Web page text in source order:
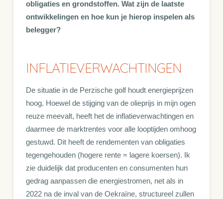
obligaties en grondstoffen. Wat zijn de laatste
ontwikkelingen en hoe kun je hierop inspelen als
belegger?
INFLATIEVERWACHTINGEN
De situatie in de Perzische golf houdt energieprijzen
hoog. Hoewel de stijging van de olieprijs in mijn ogen
reuze meevalt, heeft het de inflatieverwachtingen en
daarmee de marktrentes voor alle looptijden omhoog
gestuwd. Dit heeft de rendementen van obligaties
tegengehouden (hogere rente = lagere koersen). Ik
zie duidelijk dat producenten en consumenten hun
gedrag aanpassen die energiestromen, net als in
2022 na de inval van de Oekraïne, structureel zullen